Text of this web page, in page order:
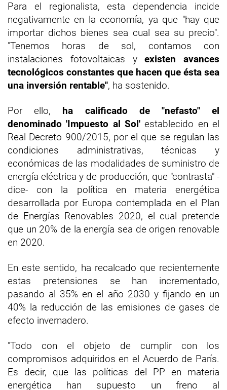
Para el regionalista, esta dependencia incide
negativamente en la economía, ya que "hay que
importar dichos bienes sea cual sea su precio".
"Tenemos horas de sol, contamos con
instalaciones fotovoltaicas yexisten avances
tecnológicos constantes que hacen que ésta sea
una inversión rentable", ha sostenido.
Por ello, ha calificado de "nefasto" el
denominado 'Impuesto al Sol' establecido en el
Real Decreto 900/2015, por el que se regulan las
condiciones administrativas, técnicas y
económicas de las modalidades de suministro de
energía eléctrica y de producción, que "contrasta" -
dice- con la política en materia energética
desarrollada por Europa contemplada en el Plan
de Energías Renovables 2020, el cual pretende
que un 20% de la energía sea de origen renovable
en 2020.
En este sentido, ha recalcado que recientemente
estas pretensiones se han incrementado,
pasando al 35% en el año 2030 y fijando en un
40% la reducción de las emisiones de gases de
efecto invernadero.
"Todo con el objeto de cumplir con los
compromisos adquiridos en el Acuerdo de París.
Es decir, que las políticas del PP en materia
energética han supuesto un freno al